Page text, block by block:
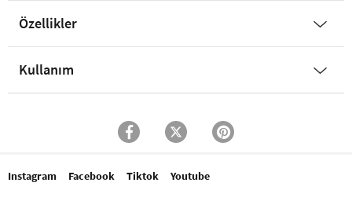
Özellikler
Kullanım
Instagram Facebook Tiktok Youtube